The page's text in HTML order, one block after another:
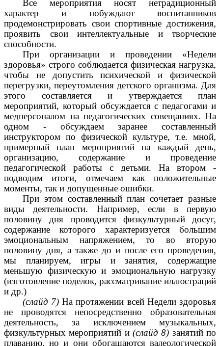
Все мероприятия носят нетрадиционный
характер и побуждают воспитанников
продемонстрировать свои спортивные достижения,
проявить свои интеллектуальные и творческие
способности.
При организации и проведении «Недели
здоровья» строго соблюдается физическая нагрузка,
чтобы не допустить психической и физической
перегрузки, переутомления детского организма. Для
этого составляется и утверждается план
мероприятий, который обсуждается с педагогами и
медперсоналом на педагогических совещаниях. На
одном - обсуждаем заранее составленный
инструктором по физической культуре, т.е. мной,
примерный план мероприятий на каждый день,
организацию, содержание и проведение
педагогической работы с детьми. На втором -
подводим итоги, отмечаем как положительные
моменты, так и допущенные ошибки.
При этом составленный план сочетает разные
виды деятельности. Например, если в первую
половину дня проводится физкультурный досуг,
содержание которого характеризуется большим
эмоциональным напряжением, то во вторую
половину дня, а также до и после его проведения,
мы планируем, игры и занятия, содержащие
меньшую физическую и эмоциональную нагрузку
(изготовление поделок, рассматривание иллюстраций
и др.)
(слайд 7) На протяжении всей Недели здоровья
не проводятся непосредственно образовательная
деятельность, за исключением музыкальных,
физкультурных мероприятий и (слайд 8) занятий по
плаванию, но и они обогащаются валеологической